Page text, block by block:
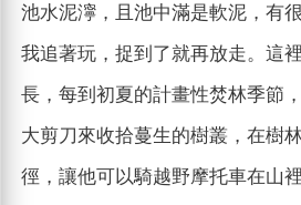
池水泥濘，且池中滿是軟泥，有
我追著玩，捉到了就再放走。這
長，每到初夏的計畫性焚林季節
大剪刀來收拾蔓生的樹叢，在樹
徑，讓他可以騎越野摩托車在山